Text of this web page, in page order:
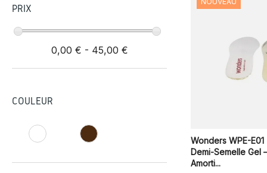
PRIX
0,00 € - 45,00 €
COULEUR
Wonders WPE-E01
Demi-Semelle Gel –
Amorti...